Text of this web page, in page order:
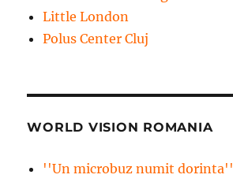
Little London
Polus Center Cluj
WORLD VISION ROMANIA
''Un microbuz numit dorinta''